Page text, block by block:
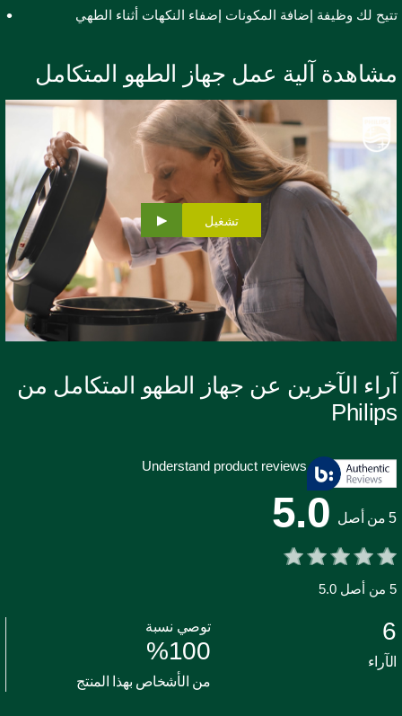
لك وظيفة إضافة المكونات إضفاء النكهات أثناء الطهي
آلية عمل جهاز الطهو المتكامل
تشغيل
الآخرين عن جهاز الطهو المتكامل من
Understand product reviews
5.0
توصي نسبة
%100
من الأشخاص بهذا المنتج